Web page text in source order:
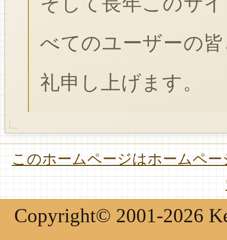
べてのユーザーの
礼申し上げます。
このホームページはホームペ
Copyright© 2001-2026